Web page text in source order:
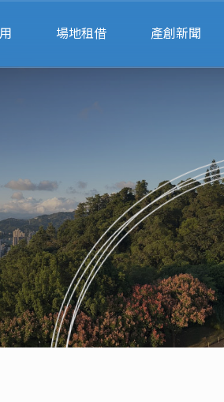
場地租借
場地預約系統
聯絡我們
產創新聞